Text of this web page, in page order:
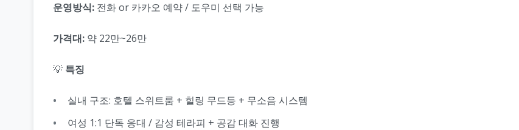
운영방식: 전화 or 카카오 예약 / 도우미 선택 가능
가격대: 약 22만~26만
💡 특징
실내 구조: 호텔 스위트룸 + 힐링 무드등 + 무소음 시스템
여성 1:1 단독 응대 / 감성 테라피 + 공감 대화 진행